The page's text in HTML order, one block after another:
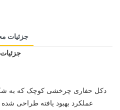
جزئیات
دکل حفاری چرخشی کوچک که به شکل
عملکرد بهبود یافته طراحی